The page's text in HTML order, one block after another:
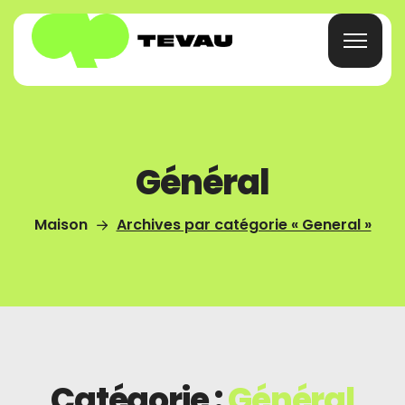
FAQ
Général
Maison Archives par catégorie « General »